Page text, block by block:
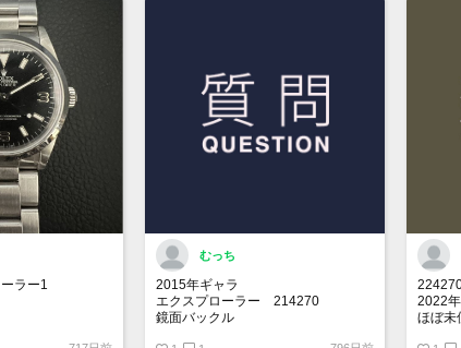
ラー1
むっち
2015年ギャラ
エクスプローラー 214270
鏡面バックル
2022
ほぼ未